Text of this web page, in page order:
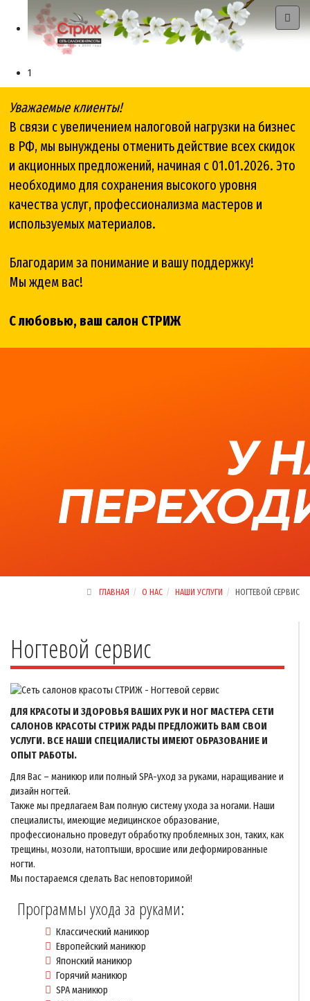
1
Уважаемые клиенты!
В связи с увеличением налоговой нагрузки на бизнес
в РФ, мы вынуждены отменить действие всех скидок
и акционных предложений, начиная с 01.01.2026. Это
необходимо для сохранения высокого уровня
качества услуг, профессионализма мастеров и
используемых материалов.
Благодарим за понимание и вашу поддержку!
Мы ждем вас!
С любовью, ваш салон СТРИЖ
ГЛАВНАЯ О НАС НАШИ УСЛУГИ НОГТЕВОЙ СЕРВИС
Ногтевой сервис
ДЛЯ КРАСОТЫ И ЗДОРОВЬЯ ВАШИХ РУК И НОГ МАСТЕРА СЕТИ
САЛОНОВ КРАСОТЫ СТРИЖ РАДЫ ПРЕДЛОЖИТЬ ВАМ СВОИ
УСЛУГИ. ВСЕ НАШИ СПЕЦИАЛИСТЫ ИМЕЮТ ОБРАЗОВАНИЕ И
ОПЫТ РАБОТЫ.
Для Вас – маникюр или полный SPA-уход за руками, наращивание и
дизайн ногтей.
Также мы предлагаем Вам полную систему ухода за ногами. Наши
специалисты, имеющие медицинское образование,
профессионально проведут обработку проблемных зон, таких, как
трещины, мозоли, натоптыши, вросшие или деформированные
ногти.
Мы постараемся сделать Вас неповторимой!
Программы ухода за руками:
Классический маникюр
Европейский маникюр
Японский маникюр
Горячий маникюр
SPA маникюр